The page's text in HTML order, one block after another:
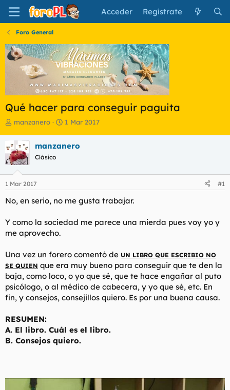
Acceder Regístrate
Foro General
Qué hacer para conseguir paguita
I
c
i
a
d
o
d
l
t
a
manzanero
F
h
e
i
i
1 Mar 2017
manzanero
Clásico
1 Mar 2017 #1
No, en serio, no me gusta trabajar.
Y como la sociedad me parece una mierda pues voy yo y
me aprovecho.
Una vez un forero comentó de UN LIBRO QUE ESCRIBIO NO
SE QUIEN que era muy bueno para conseguir que te den la
baja, como loco, o yo que sé, que te hace engañar al puto
psicólogo, o al médico de cabecera, y yo que sé, etc. En
fin, y consejos, consejillos quiero. Es por una buena causa.
RESUMEN:
A. El libro. Cuál es el libro.
B. Consejos quiero.